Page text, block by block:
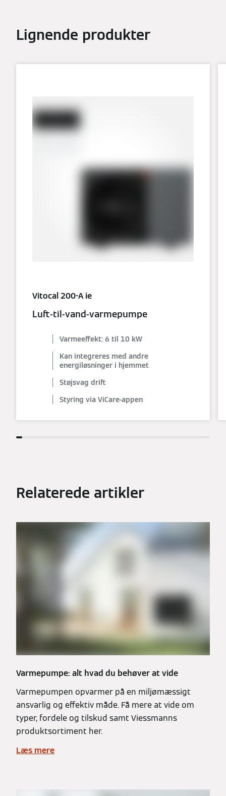
Lignende produkter
Vitocal 200-A ie
Luft-til-vand-varmepumpe
Varmeeffekt: 6 til 10 kW
Kan integreres med andre
energiløsninger i hjemmet
Støjsvag drift
Styring via ViCare-appen
Relaterede artikler
Varmepumpe: alt hvad du behøver at vide
Varmepumpen opvarmer på en miljømæssigt
ansvarlig og effektiv måde. Få mere at vide om
typer, fordele og tilskud samt Viessmanns
produktsortiment her.
Læs mere